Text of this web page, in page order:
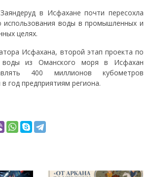
в Исфахане почти пересохла
использования воды в промышленных и
целях.
Исфахана, второй этап проекта по
воды из Оманского моря в Исфахан
400 миллионов кубометров
год предприятиям региона.